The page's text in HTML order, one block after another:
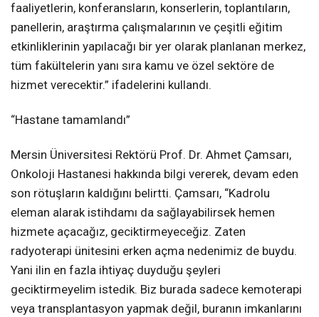
faaliyetlerin, konferansların, konserlerin, toplantıların,
panellerin, araştırma çalışmalarının ve çeşitli eğitim
etkinliklerinin yapılacağı bir yer olarak planlanan merkez,
tüm fakültelerin yanı sıra kamu ve özel sektöre de
hizmet verecektir.” ifadelerini kullandı.
“Hastane tamamlandı”
Mersin Üniversitesi Rektörü Prof. Dr. Ahmet Çamsarı,
Onkoloji Hastanesi hakkında bilgi vererek, devam eden
son rötuşların kaldığını belirtti. Çamsarı, “Kadrolu
eleman alarak istihdamı da sağlayabilirsek hemen
hizmete açacağız, geciktirmeyeceğiz. Zaten
radyoterapi ünitesini erken açma nedenimiz de buydu.
Yani ilin en fazla ihtiyaç duyduğu şeyleri
geciktirmeyelim istedik. Biz burada sadece kemoterapi
veya transplantasyon yapmak değil, buranın imkanlarını